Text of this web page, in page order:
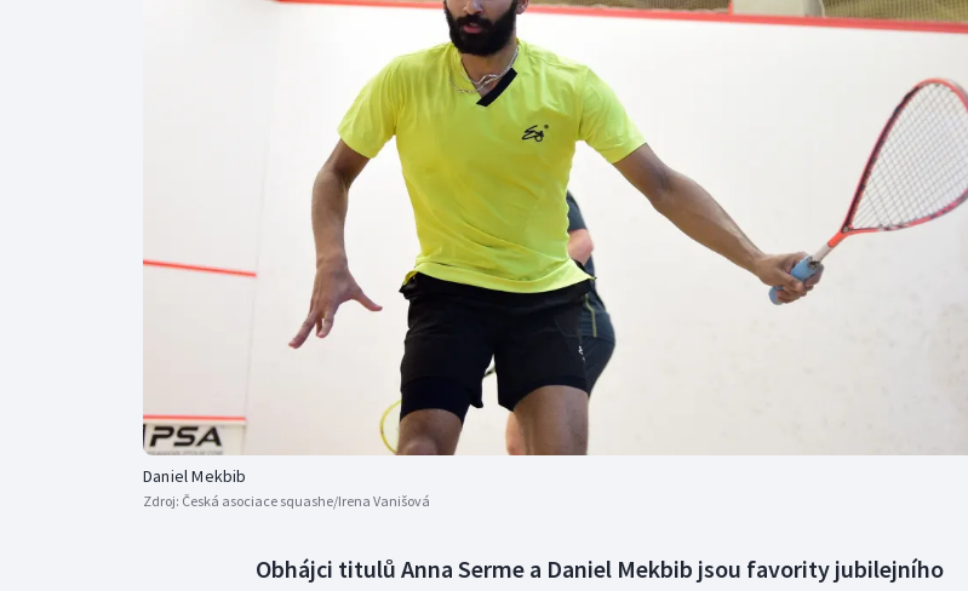
Curling
Dostihy
Florbal
Futsal
Golf
Gymnastika
Moderní pětiboj
Olympijské hry
Parasport
Plavání
Plážový volejbal
Triatlon
Vodní
Volejbal
Ostatní
Daniel Mekbib
Zdroj: Česká asociace squashe/Irena Vanišová
Obhájci titulů Anna Serme a Daniel Mekbib jsou favority jubilejního